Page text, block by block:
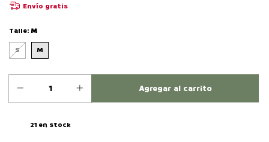
Envío gratis
Talle:M
S
M
21en stock